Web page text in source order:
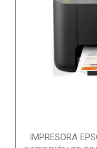
IMPRESORA